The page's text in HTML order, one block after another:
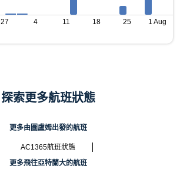
27 4 11 18 25 1 Aug
探索更多航班狀態
更多由圖盧姆出發的航班
AC1365航班狀態
更多飛往亞特蘭大的航班